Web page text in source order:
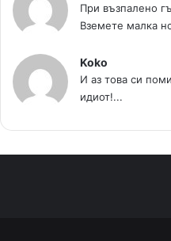
При възпалено
Вземете малка
Koko
И аз това си
идиот!...